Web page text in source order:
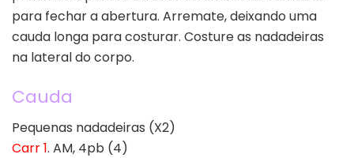
para fechar a abertura. Arremate, deixando uma
cauda longa para costurar. Costure as nadadeiras
na lateral do corpo.
Cauda
Pequenas nadadeiras (X2)
Carr 1. AM, 4pb (4)